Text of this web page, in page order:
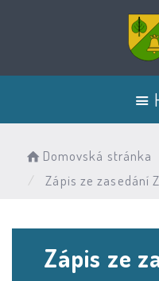
Domovská stránka
Zápis ze zasedání
Zápis ze